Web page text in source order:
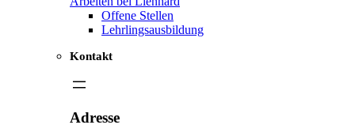
Offene Stellen
Lehrlingsausbildung
Kontakt
Adresse